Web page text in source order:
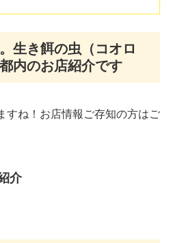
生き餌の虫（コオロ
内のお店紹介です
すね！お店情報ご存知の方はご
介